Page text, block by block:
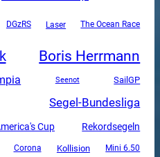
DGzRS Laser The Ocean Race
Boris Herrmann
Seenot SailGP
Segel-Bundesliga
Cup Rekordsegeln
Corona Kollision Mini 6.50